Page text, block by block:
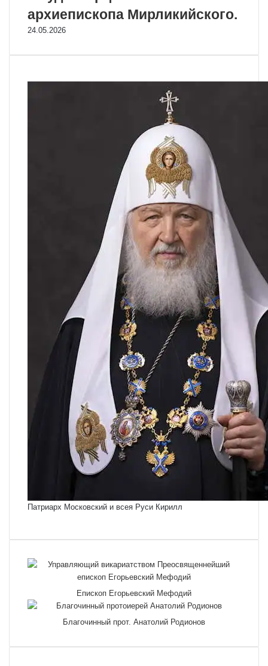
архиепископа Мирликийского.
24.05.2026
Патриарх Московский и всея Руси Кирилл
Епископ Егорьевский Мефодий
Благочинный прот. Анатолий Родионов